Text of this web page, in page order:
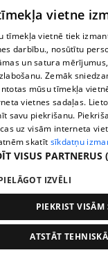
pirms 3 mēnešiem
Grila sezonā
uztura principus
13. epizode
vietne
tīmekļa vietnē tiek
darbību., nosūtītu
un satura
Zemāk
mūsu tīmekļa
vietnes sadaļas.
savu piekrišanu.
uz visām interneta
skatīt sīkdatņu
VISUS PARTNERUS
IZVĒLI
PIEKRIST
ATSTĀT